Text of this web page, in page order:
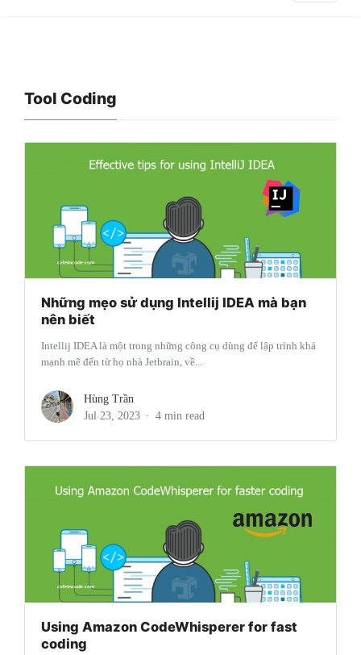
Tool Coding
Những mẹo sử dụng Intellij IDEA mà bạn
nên biết
Intellij IDEA là một trong những công cụ dùng để lập trình khá
mạnh mẽ đến từ họ nhà Jetbrain, về...
Hùng Trần
Jul 23, 2023
4 min read
Using Amazon CodeWhisperer for fast
coding